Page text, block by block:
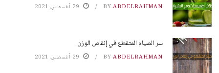
BY ABDELRAHMAN 29 أغسطس، 2021
سر الصيام المتقطع في إنقاص الوزن
BY ABDELRAHMAN 29 أغسطس، 2021